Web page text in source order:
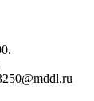
250@mddl.ru